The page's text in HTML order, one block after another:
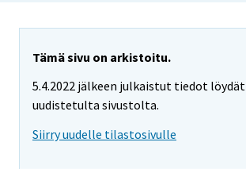
Tämä sivu on arkistoitu.
5.4.2022 jälkeen julkaistut tiedot löydät
uudistetulta sivustolta.
Siirry uudelle tilastosivulle